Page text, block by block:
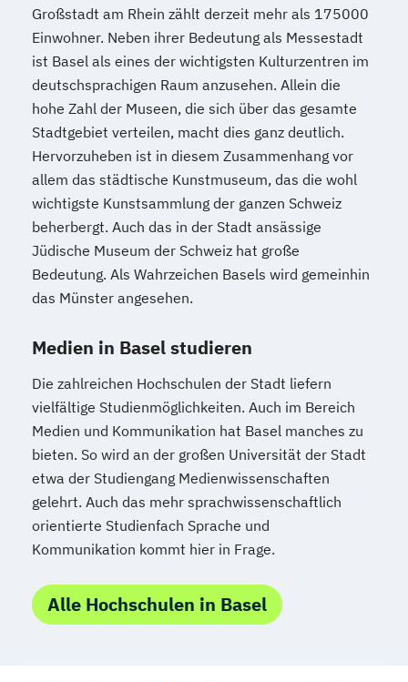
Großstadt am Rhein zählt derzeit mehr als 175000
Einwohner. Neben ihrer Bedeutung als Messestadt
ist Basel als eines der wichtigsten Kulturzentren im
deutschsprachigen Raum anzusehen. Allein die
hohe Zahl der Museen, die sich über das gesamte
Stadtgebiet verteilen, macht dies ganz deutlich.
Hervorzuheben ist in diesem Zusammenhang vor
allem das städtische Kunstmuseum, das die wohl
wichtigste Kunstsammlung der ganzen Schweiz
beherbergt. Auch das in der Stadt ansässige
Jüdische Museum der Schweiz hat große
Bedeutung. Als Wahrzeichen Basels wird gemeinhin
das Münster angesehen.
Medien in Basel studieren
Die zahlreichen Hochschulen der Stadt liefern
vielfältige Studienmöglichkeiten. Auch im Bereich
Medien und Kommunikation hat Basel manches zu
bieten. So wird an der großen Universität der Stadt
etwa der Studiengang Medienwissenschaften
gelehrt. Auch das mehr sprachwissenschaftlich
orientierte Studienfach Sprache und
Kommunikation kommt hier in Frage.
Alle Hochschulen in Basel